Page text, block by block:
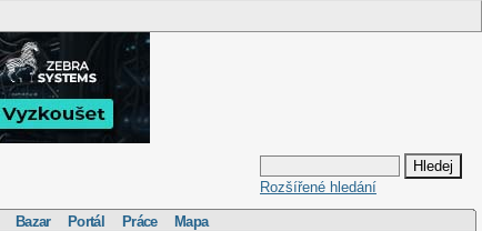
Rozšířené hledání
Bazar Portál Práce Mapa